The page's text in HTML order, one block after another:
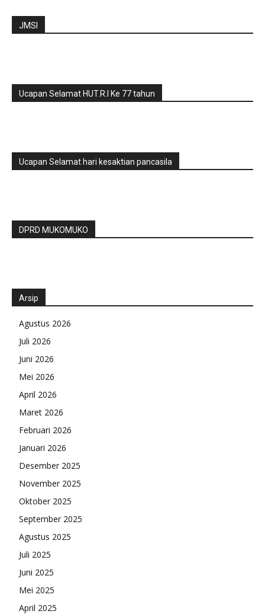
JMSI
Ucapan Selamat HUT.R.I Ke 77 tahun
Ucapan Selamat hari kesaktian pancasila
DPRD MUKOMUKO
Arsip
Agustus 2026
Juli 2026
Juni 2026
Mei 2026
April 2026
Maret 2026
Februari 2026
Januari 2026
Desember 2025
November 2025
Oktober 2025
September 2025
Agustus 2025
Juli 2025
Juni 2025
Mei 2025
April 2025